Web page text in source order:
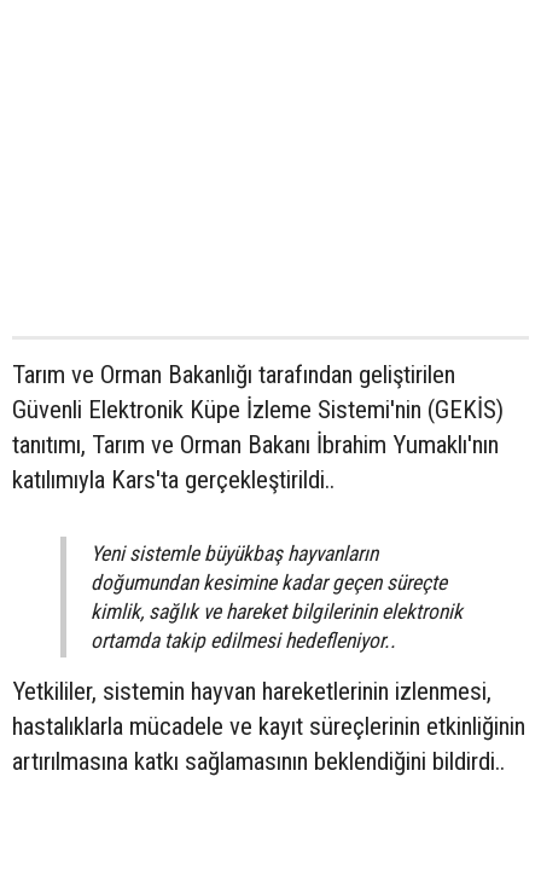
Tarım ve Orman Bakanlığı tarafından geliştirilen
Güvenli Elektronik Küpe İzleme Sistemi'nin (GEKİS)
tanıtımı, Tarım ve Orman Bakanı İbrahim Yumaklı'nın
katılımıyla Kars'ta gerçekleştirildi..
Yeni sistemle büyükbaş hayvanların
doğumundan kesimine kadar geçen süreçte
kimlik, sağlık ve hareket bilgilerinin elektronik
ortamda takip edilmesi hedefleniyor..
Yetkililer, sistemin hayvan hareketlerinin izlenmesi,
hastalıklarla mücadele ve kayıt süreçlerinin etkinliğinin
artırılmasına katkı sağlamasının beklendiğini bildirdi..